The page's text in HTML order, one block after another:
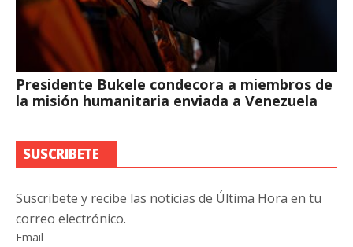
Presidente Bukele condecora a miembros de
la misión humanitaria enviada a Venezuela
SUSCRIBETE
Suscribete y recibe las noticias de Última Hora en tu
correo electrónico.
Email